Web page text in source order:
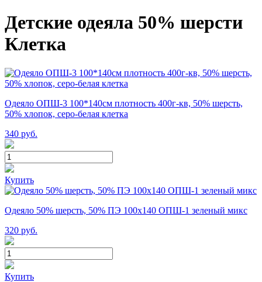
Детские одеяла 50% шерсти
Клетка
Одеяло ОПШ-3 100*140см плотность 400г-кв, 50% шерсть,
50% хлопок, серо-белая клетка
340 руб.
Купить
Одеяло 50% шерсть, 50% ПЭ 100х140 ОПШ-1 зеленый микс
320 руб.
Купить